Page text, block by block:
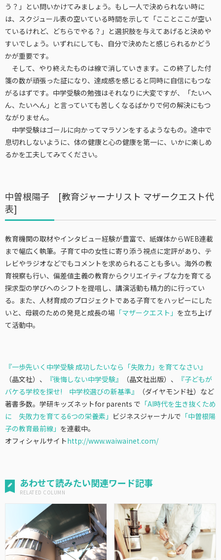
う？」とい問いかけてみましょう。もし一人で決められない時に
は、スクジュール表の空いている時間を示して「こことここが空い
ているけれど、どちらでやる？」と選択肢を与えてあげると決めや
すいでしょう。いずれにしても、自分で決めたと感じられるかどう
かが重要です。
そして、やり終えたものは線で消していきます。この終了した付
箋の数が頑張った証になり、達成感を感じると同時に自信にもつな
がるはずです。中学受験の勉強はそれなりに大変ですが、「たいへ
ん、たいへん」と言っていても苦しくなるばかりで何の解決にもつ
ながりません。
中学受験はゴールに向かってマラソンをするようなもの。途中で
息切れしないように、体の健康と心の健康を第一に、いかに楽しめ
るかを工夫してみてください。
中曽根陽子 [教育ジャーナリスト マザークエスト代
表]
教育機関の取材やインタビュー経験が豊富で、紙媒体からWEB連載
まで幅広く執筆。子育て中の女性に寄り添う視点に定評があり、テ
レビやラジオなどでもコメントを求められることも多い。海外の教
育視察も行い、偏差値主義の教育からクリエイティブな力を育てる
探求型の学びへのシフトを提唱し、講演活動も精力的に行ってい
る。また、人材育成のプロジェクトである子育てをハッピーにした
いと、母親のための発見と成長の場 「マザークエスト」 を立ち上げ
て活動中。
『一歩先いく中学受験 成功したいなら「失敗力」を育てなさい』
（晶文社）、
『後悔しない中学受験』 （晶文社出版）、
『子どもが
バケる学校を探せ! 中学校選びの新基準』
（ダイヤモンド社）など
著書多数。学研キッズネットfor parents で 「AI時代を生き抜くため
に 失敗力を育てる6つの栄養素」 ビジネスジャーナルで 「中曽根陽
子の教育最前線」 を連載中。
オフィシャルサイトhttp://www.waiwainet.com/
あわせて読みたい関連ワード記事